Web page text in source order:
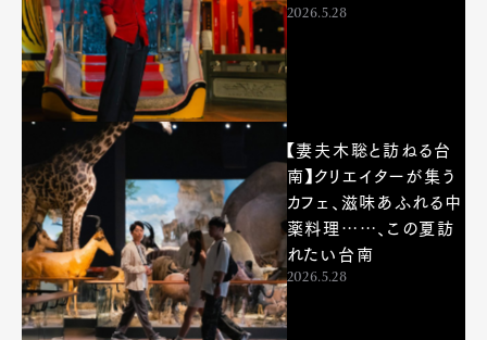
2026.5.28
【妻夫木聡と訪ねる台
南】クリエイターが集う
カフェ、滋味あふれる中
薬料理……、この夏訪
れたい台南
2026.5.28